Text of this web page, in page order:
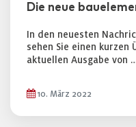
Die neue
In den neuesten
sehen Sie einen kurzen
aktuellen Ausgabe von
10. März 2022